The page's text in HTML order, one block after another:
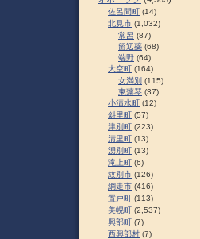
佐呂間町 (14)
北見市 (1,032)
常呂 (87)
留辺蘂 (68)
端野 (64)
大空町 (164)
女満別 (115)
東藻琴 (37)
小清水町 (12)
斜里町 (57)
津別町 (223)
清里町 (13)
湧別町 (13)
滝上町 (6)
紋別市 (126)
網走市 (416)
置戸町 (113)
美幌町 (2,537)
興部町 (7)
西興部村 (7)